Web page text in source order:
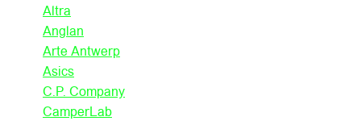
Altra
Anglan
Arte Antwerp
Asics
C.P. Company
CamperLab